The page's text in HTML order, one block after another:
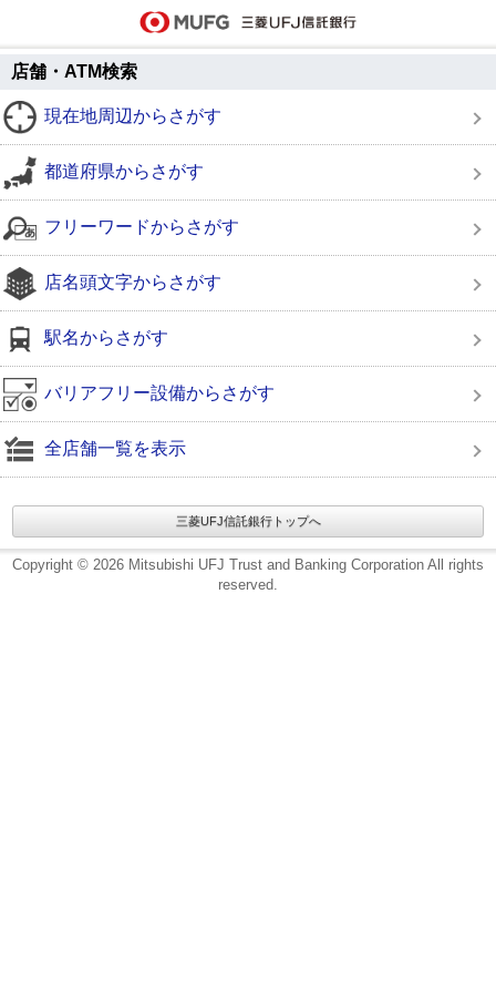
店舗・ATM検索
現在地周辺からさがす
都道府県からさがす
フリーワードからさがす
店名頭文字からさがす
駅名からさがす
バリアフリー設備からさがす
全店舗一覧を表示
三菱UFJ信託銀行トップへ
Copyright © 2026 Mitsubishi UFJ Trust and Banking Corporation All rights
reserved.